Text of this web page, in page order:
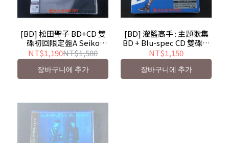
[BD] 松田聖子 BD+CD 雙
碟初回限定盤A Seiko
Matsuda : Seiko Jazz 3
NT$1,190NT$1,580
장바구니에 추가
[BD] 灌籃高手 : 主題歌集
BD + Blu-spec CD 雙碟版
The Best Of TV
Animation Slam Dunk
NT$1,150
장바구니에 추가